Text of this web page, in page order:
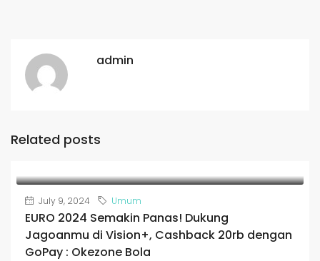
admin
Related posts
July 9, 2024 Umum
EURO 2024 Semakin Panas! Dukung
Jagoanmu di Vision+, Cashback 20rb dengan
GoPay : Okezone Bola